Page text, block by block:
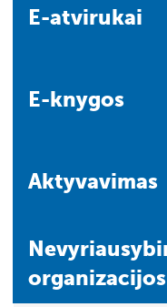
E-atvirukai
E-knygos
Aktyvavimas
Nevyriausybinės
organizacijos